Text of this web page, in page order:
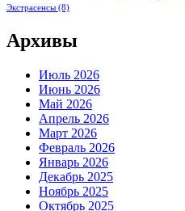
Экстрасенсы (8)
Архивы
Июль 2026
Июнь 2026
Май 2026
Апрель 2026
Март 2026
Февраль 2026
Январь 2026
Декабрь 2025
Ноябрь 2025
Октябрь 2025